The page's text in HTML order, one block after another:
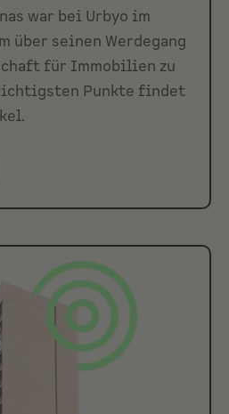
war bei Urbyo im
über seinen Werdegang
für Immobilien zu
Punkte findet